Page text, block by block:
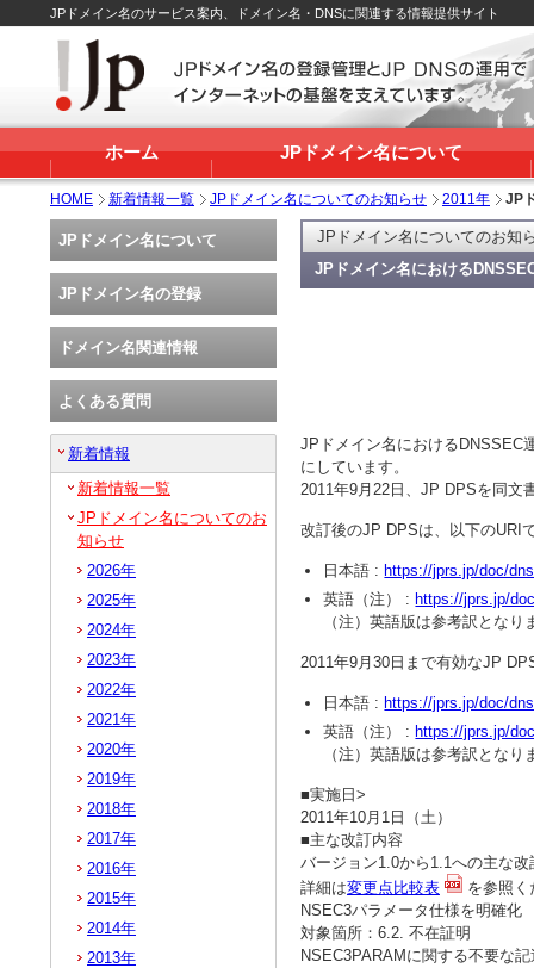
JPドメイン名のサービス案内、ドメイン名・DNSに関連する情報提供サイト
ホーム JPドメイン名について
HOME 新着情報一覧 JPドメイン名についてのお知らせ 2011年 JP
JPドメイン名についてのお知
JPドメイン名における
JPドメイン名におけるDNSSEC
にしています。
2011年9月22日、JP DPSを同文
改訂後のJP DPSは、以下のURI
日本語 : https://jprs.jp/doc/
英語（注） : https://jprs.jp/
（注）英語版は参考訳となり
2011年9月30日まで有効なJP
日本語 : https://jprs.jp/doc/
英語（注） : https://jprs.jp/
（注）英語版は参考訳となり
■実施日>
2011年10月1日（土）
■主な改訂内容
バージョン1.0から1.1への主な
詳細は変更点比較表
を参照く
NSEC3パラメータ仕様を明確化
対象箇所：6.2. 不在証明
NSEC3PARAMに関する不要な
JPドメイン名について
JPドメイン名の登録
ドメイン名関連情報
よくある質問
新着情報
新着情報一覧
JPドメイン名についてのお
知らせ
2026年
2025年
2024年
2023年
2022年
2021年
2020年
2019年
2018年
2017年
2016年
2015年
2014年
2013年